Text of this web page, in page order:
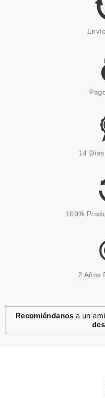
14
100%
2 Años
Recomiéndanos a un